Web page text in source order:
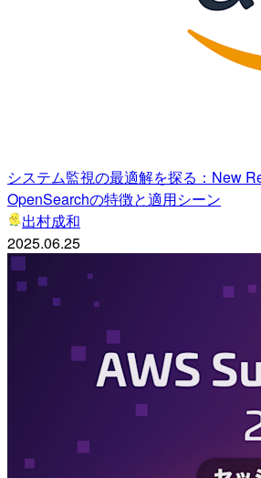
システム監視の最適解を探る：New
OpenSearchの特徴と適用シーン
出村成和
2025.06.25